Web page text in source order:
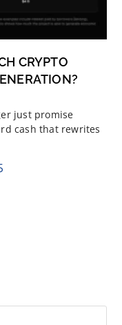
CRYPTO
just promise
cash that rewrites